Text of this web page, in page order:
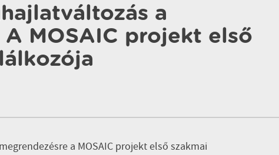
a
MOSAIC projekt első
a MOSAIC projekt első szakmai